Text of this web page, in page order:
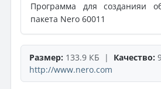
Программа для созданияи
пакета Nero 60011
Размер: 133.9 КБ | Качество:
http://www.nero.com